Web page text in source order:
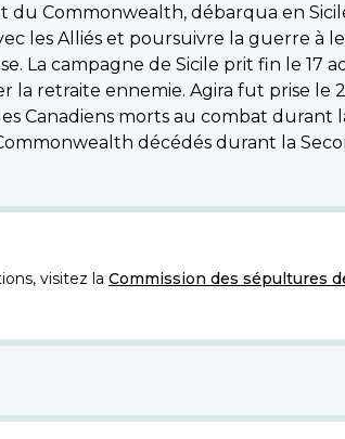
du Commonwealth, débarqua en
les Alliés et poursuivre la guerre à
La campagne de Sicile prit fin le 17
la retraite ennemie. Agira fut prise le
Canadiens morts au combat durant
décédés durant la
visitez la Commission des sépultures